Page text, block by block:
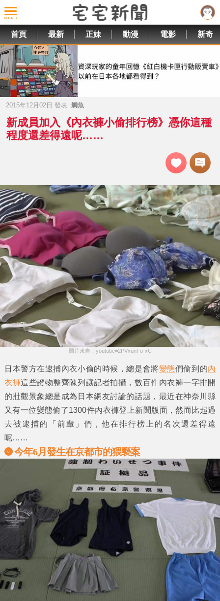
首頁 最新 正妹 動漫 電影 新奇
2015年12月02日 發表 :鯛魚
新成員加入《內衣褲小偷排行榜》憑你這種
程度還差得遠呢……
圖片來自：youtube=2PVxunFo-xU
日本警方在逮捕內衣小偷的時候，總是會將變態們偷到的內
衣褲這些證物整齊陳列讓記者拍攝，數百件內衣褲一字排開
的壯觀景象總是成為日本網友討論的話題，最近在神奈川縣
又有一位變態偷了1300件內衣褲登上新聞版面，然而比起過
去被逮捕的「前輩」們，他在排行榜上的名次還差得遠
呢……
今年6月發生在京都市的猥褻案